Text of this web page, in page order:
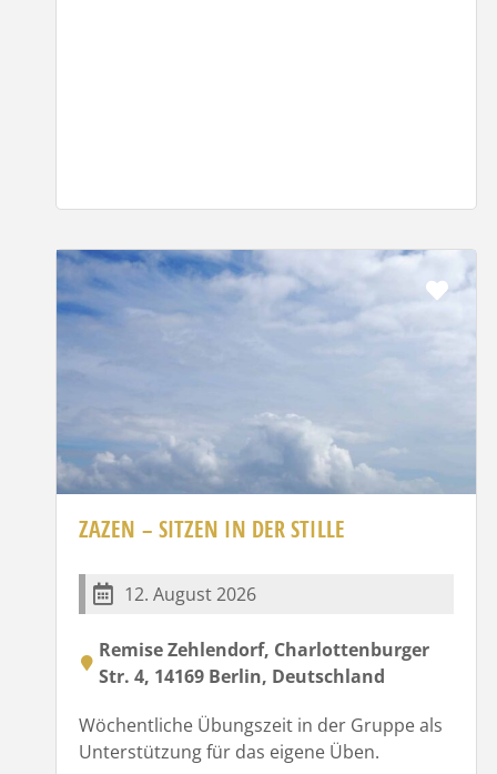
ZAZEN – SITZEN IN DER STILLE
12. August 2026
Remise Zehlendorf, Charlottenburger
Str. 4, 14169 Berlin, Deutschland
Wöchentliche Übungszeit in der Gruppe als
Unterstützung für das eigene Üben.